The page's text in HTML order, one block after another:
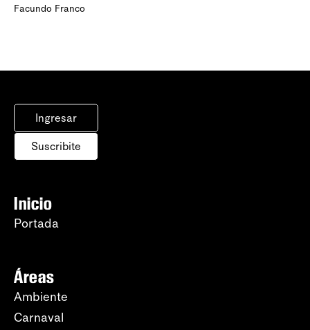
Facundo Franco
Ingresar
Suscribite
Inicio
Portada
Áreas
Ambiente
Carnaval